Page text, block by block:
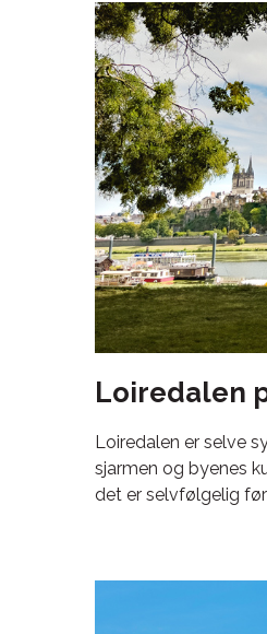
Loiredalen
Loiredalen er selve
sjarmen og byenes
det er selvfølgelig